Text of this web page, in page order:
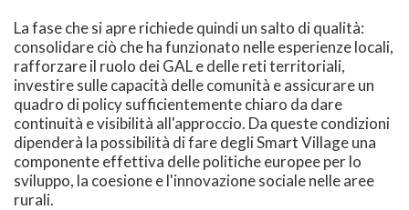
La fase che si apre richiede quindi un salto di qualità:
consolidare ciò che ha funzionato nelle esperienze locali,
rafforzare il ruolo dei GAL e delle reti territoriali,
investire sulle capacità delle comunità e assicurare un
quadro di policy sufficientemente chiaro da dare
continuità e visibilità all'approccio. Da queste condizioni
dipenderà la possibilità di fare degli Smart Village una
componente effettiva delle politiche europee per lo
sviluppo, la coesione e l'innovazione sociale nelle aree
rurali.